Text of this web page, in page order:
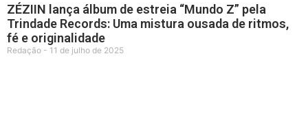
ZÉZIIN lança álbum de estreia “Mundo Z” pela
Trindade Records: Uma mistura ousada de ritmos,
fé e originalidade
Redação 11 de julho de 2025